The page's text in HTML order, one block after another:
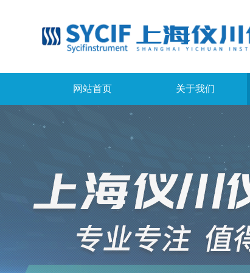
网站首页 关于我们